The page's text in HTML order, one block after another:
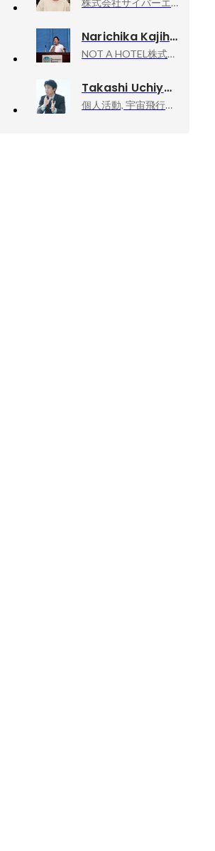
株式会社サイバーエージェント, General Manager, Principal SRE
Narichika Kajihara
NOT A HOTEL株式会社, Corporate IT / 情報システム
Takashi Uchiyama
個人活動, 宇宙飛行士挑戦エバンジェリスト